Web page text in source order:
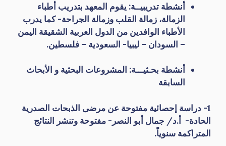
أنشطة تدريبيــة: يقوم المعهد بتدريب أطباء
الزمالة، زمالة القلب وزمالة الجراحة- كما يدرب
الأطباء الوافدين من الدول العربية الشقيقة اليمن
– السودان – ليبيا- السعودية – فلسطين.
أنشطة بحـثيـــة: المشروعات البحثية و الأبحاث
السابقة
1- دراسة إحصائية مفتوحة عن مرضى الذبحات الصدرية
الحادة- أ.د/ جمال أبو النصر- مفتوحة وتنشر النتائج
المتراكمة سنوياً.